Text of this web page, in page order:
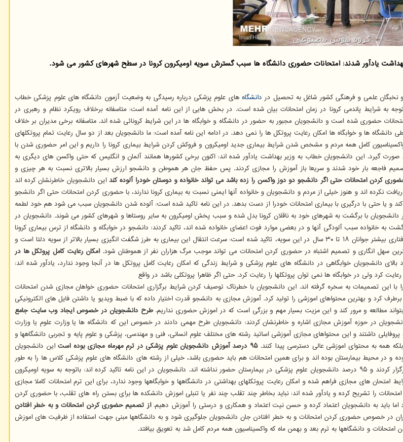
بهداشت یادآور شدند: امتحانات حضوری دانشگاه ها سبب گسترش سویه اومیکرون کرونا در سطح شهرهای کشور می شود.
نخبگان علمی و فرهنگی کشور شاغل به تحصیل در دانشگاه های علوم پزشکی درباره رسیدگی به وضعیت آزمون دانشگاه های علوم پزشکی خطاب
توجه به شرایط پاندمی کرونا در زمان امتحانات بیان شده است. در بخش هایی از این نامه آمده است: متاسفانه برخلاف رویکرد نظام و رهبری در
حضوری شده است و دانشجویان مجبور به حضور در دانشگاه و خوابگاه ها در این شرایط کرونائی شده اند. متاسفانه برخی مدیران بر خلاف
ها و خوابگاه ها امکان رعایت پروتکل ها را نمی دهد. در ادامه این نامه آمده است: ما دانشجویان بعد از دو سال رعایت تمام پروتکلهای
کامل همه مردم و مشخص شدن شرایط بیماری جدید اومیکرون و فروکش کردن شرایط بیماری کرونا را داریم و این امر حضوری شدن با
گیرد. این دانشجویان خطاب به وزیر بهداشت یادآور شده اند: اکنون برخی کشورها همانند آلمان و انگلیس که حتی واکسن های دیگری به
فاجعه بار خود شدند و سریعا باز آموزش را مجازی کردند. پس حفظ جان هر هموطن و دانشجو ارزش بسیار بالاتری نسبت به هر چیزی و
کردن امتحانات حتی اگر دانشجو دو دوز واکسن را زده باشد می تواند خانواده و دوستان خودرا آلوده کند این دانشجویان خاطرنشان کرده اند
نشده و ۴۰ درصد از مردم دو دوز واکسن را دریافت نکرده اند و هنوز خیلی از مردم و دانشجویان و خانواده آنها ایمنی نسبت به بیماری کرونا ندارند، با حضوری کردن امتحانات حتی اگر دانشجو
کند و یا حتی با درگیری با بیماری امتحانات خودرا از دست بدهد. در این نامه تاکید شده است: آلوده شدن دانشجویان سبب می شود هم خود لطمه
دانشجویان با برگشت به شهرهای خود به ناقلان کرونا بدل شده و سبب پخش اومیکرون به سایر روستاها و شهرهای کشور می شوند. دانشجویان در
به خانواده سبب آلودگی آنها و در بعضی موارد فوت اعضای خانواده شده اند، تاکید کردند: دانشجو در خوابگاه و دانشگاه از ترس بیماری کرونا
آرامش برای مطالعه ندارند. در بخش دیگری از این نامه با اشاره به سویه اومیکرون کرونا و گرفتاری بیشتر جوانان ۱۸ تا ۳۰ سال در این سویه، تاکید شده است: سرعت انتقال این بیماری به طرز شگفت انگیزی بسیار بالاتر از سویه دلتا است و
سهل انگاری و تصمیم اشتباه در حضوری کردن امتحانات می تواند موجب مرگ هزاران نفر از هموطنان شود.امکان رعایت کامل پروتکل ها در
بالای دانشجویان خوابگاهی در دانشگاه های علوم پزشکی و شرایط زندگی که امکان رعایت کامل پروتکل ها در آنجا وجود ندارد، یادآور شده اند:
کرد ولی در خوابگاه ها نمی توان پروتکلها را رعایت کرد. حتی اگر ظاهرا پروتکلی باشد در واقع
این تصمیمات به سخره گرفته اند. این دانشجویان با خطرناک توصیف کردن شرایط برگزاری امتحانات حضوری خواهان مجازی شدن امتحانات
کرد و بهترین محتواهای اموزشی را تولید کرد. آموزش مجازی به دانشجو قدرت اختیار داده که با ضبط ویدیو یا داشتن فایل های الکترونیکی
مطالعه و مرور کند و این مزیت بسیار مهم و بزرگی است که در اموزش حضوری نداریم.طرح دانشجویان در خصوص ایجاد وب سایت جامع
در حوزه آموزش مجازی اشاره و خاطرنشان کردند: دانشجویان طرح مهمی دادند در خصوص این که دانشگاه ها یا وزارت علوم یا وزارت
داشتند و این محتواهای مجازی آموزشی اساتید رشته های مختلف علوم انسانی، فنی و مهندسی، پزشکی و علوم پایه و تجربی دانشگاهها و
همه به محتوای اموزشی عالی دسترسی پیدا کنند.۹۵ درصد آموزش دانشجویان علوم پزشکی در ترم مهرماه مجازی بوده است
این دانشجویان
در محیط بیمارستان بوده اند و برای همین امتحانات هم باید حضوری باشد، خیلی از رشته های دانشگاه های علوم پزشکی کلاس ها را به طور
مجازی برگزار کردند و شاید فقط برخی کلاسهای عملی را در حد ۵ درصد به طور حضوری برگزار کردند و ۹۵ درصد دانشجویان علوم پزشکی در بیمارستان حضور نداشته اند. دانشجویان در این نامه تاکید کرده اند: باتوجه به سویه اومیکرون
های مجازی فراهم شده و امکان رعایت پروتکلهای بهداشتی در دانشگاهها و خوابگاهها وجود ندارد، برای این ترم امتحانات کاملا مجازی
را تشریح کرده و یادآور شده اند: نباید بخاطر چند تقلب چند نفر یا تنبلی اموزش دانشکده ها برای بستن راه های تقلب، با حضوری کردن
باید به دانشجویان اعتماد کرده و حسن نیت اعتماد و همکاری و درستی را آموزش دهیم.از تصمیم حضوری کردن امتحانات و به خطر افتادن
در خصوص حضوری کردن امتحانات و به خطر افتادن جان دانشجویان جلوگیری شود و به دانشگاهها مبنی جهت استفاده از ظرفیت های اموزش
و دانشگاهها به ترم بعد و بهمن ماه که واکسیناسیون همه مردم کامل شد به تعویق بیافتد.